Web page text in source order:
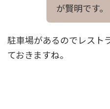
が賢明です。
駐車場があるのでレスト
ておきますね。